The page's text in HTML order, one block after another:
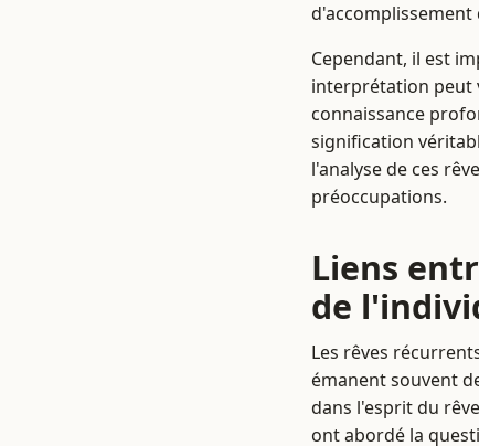
d'accomplissement
Cependant, il est
interprétation peut
connaissance
signification
l'analyse de ces
préoccupations.
Liens
de
Les rêves
émanent souvent
dans l'esprit du
ont abordé la